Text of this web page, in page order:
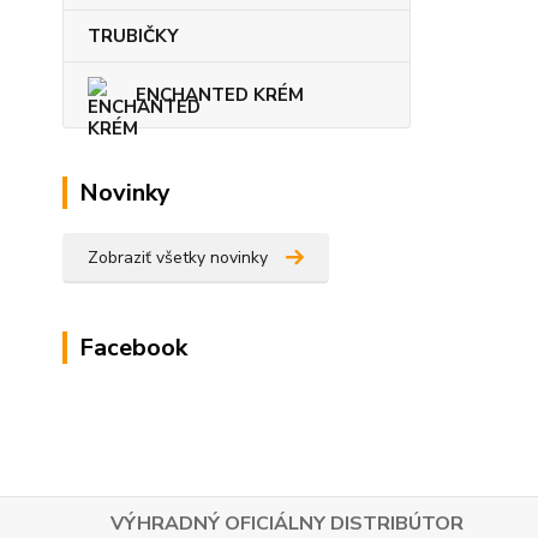
TRUBIČKY
ENCHANTED KRÉM
Novinky
Zobraziť všetky novinky
Facebook
VÝHRADNÝ OFICIÁLNY DISTRIBÚTOR